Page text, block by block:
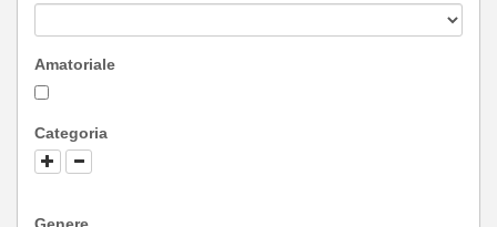
Amatoriale
Categoria